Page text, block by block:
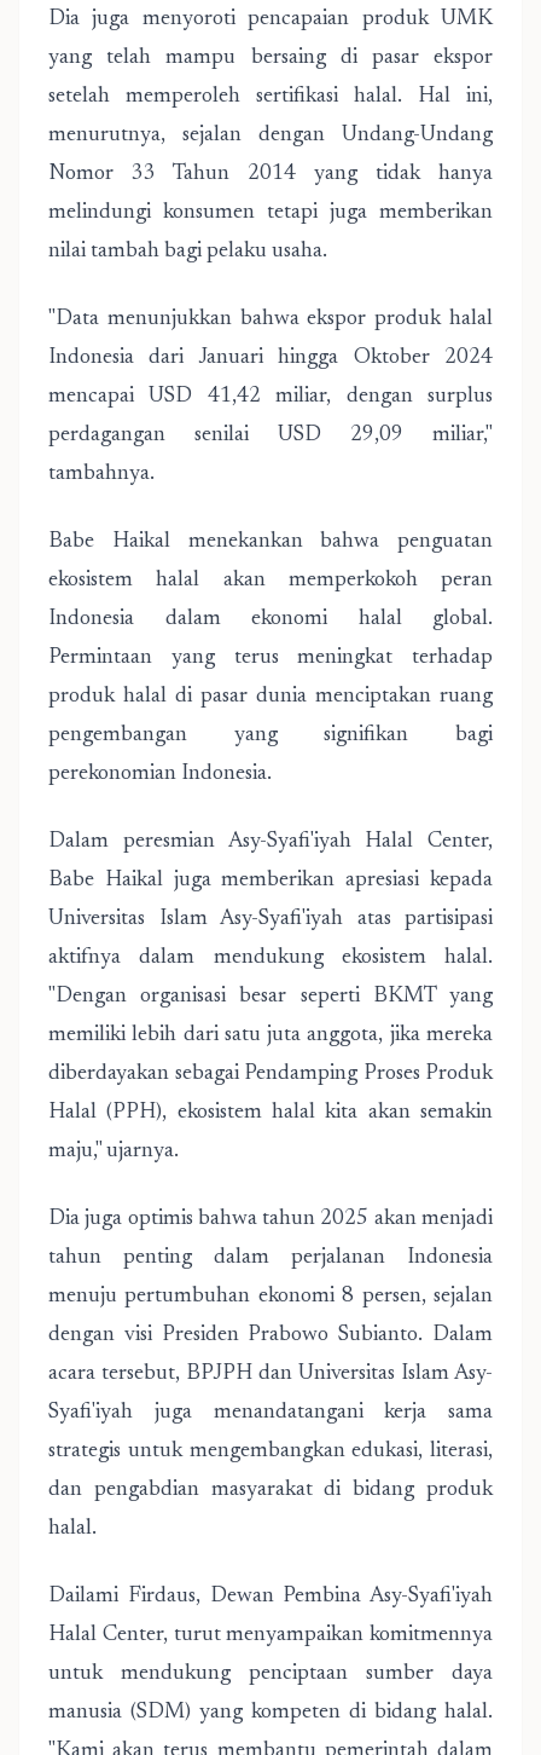
Dia juga menyoroti pencapaian produk UMK
yang telah mampu bersaing di pasar ekspor
setelah memperoleh sertifikasi halal. Hal ini,
menurutnya, sejalan dengan Undang-Undang
Nomor 33 Tahun 2014 yang tidak hanya
melindungi konsumen tetapi juga memberikan
nilai tambah bagi pelaku usaha.
"Data menunjukkan bahwa ekspor produk halal
Indonesia dari Januari hingga Oktober 2024
mencapai USD 41,42 miliar, dengan surplus
perdagangan senilai USD 29,09 miliar,"
tambahnya.
Babe Haikal menekankan bahwa penguatan
ekosistem halal akan memperkokoh peran
Indonesia dalam ekonomi halal global.
Permintaan yang terus meningkat terhadap
produk halal di pasar dunia menciptakan ruang
pengembangan yang signifikan bagi
perekonomian Indonesia.
Dalam peresmian Asy-Syafi'iyah Halal Center,
Babe Haikal juga memberikan apresiasi kepada
Universitas Islam Asy-Syafi'iyah atas partisipasi
aktifnya dalam mendukung ekosistem halal.
"Dengan organisasi besar seperti BKMT yang
memiliki lebih dari satu juta anggota, jika mereka
diberdayakan sebagai Pendamping Proses Produk
Halal (PPH), ekosistem halal kita akan semakin
maju," ujarnya.
Dia juga optimis bahwa tahun 2025 akan menjadi
tahun penting dalam perjalanan Indonesia
menuju pertumbuhan ekonomi 8 persen, sejalan
dengan visi Presiden Prabowo Subianto. Dalam
acara tersebut, BPJPH dan Universitas Islam Asy-
Syafi'iyah juga menandatangani kerja sama
strategis untuk mengembangkan edukasi, literasi,
dan pengabdian masyarakat di bidang produk
halal.
Dailami Firdaus, Dewan Pembina Asy-Syafi'iyah
Halal Center, turut menyampaikan komitmennya
untuk mendukung penciptaan sumber daya
manusia (SDM) yang kompeten di bidang halal.